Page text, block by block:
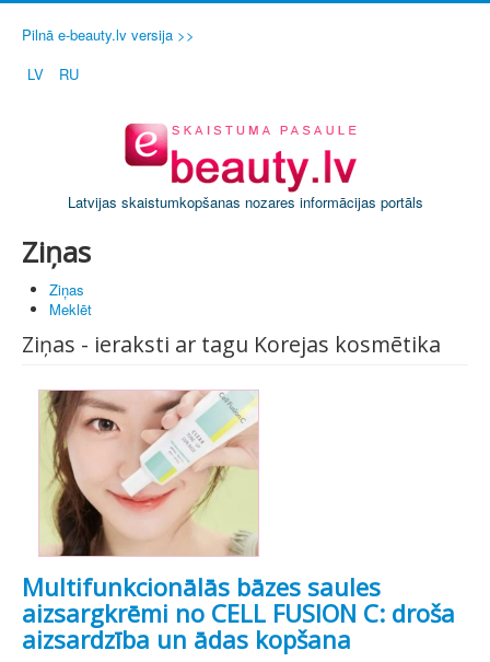
Pilnā e-beauty.lv versija >>
LV
RU
Latvijas skaistumkopšanas nozares informācijas portāls
Ziņas
Ziņas
Meklēt
Ziņas - ieraksti ar tagu Korejas kosmētika
Multifunkcionālās bāzes saules
aizsargkrēmi no CELL FUSION C: droša
aizsardzība un ādas kopšana